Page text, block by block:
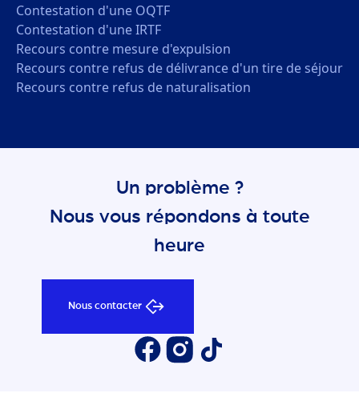
Contestation d'une OQTF
Contestation d'une IRTF
Recours contre mesure d'expulsion
Recours contre refus de délivrance d'un tire de séjour
Recours contre refus de naturalisation
Un problème ?
Nous vous répondons à toute
heure
Nous contacter